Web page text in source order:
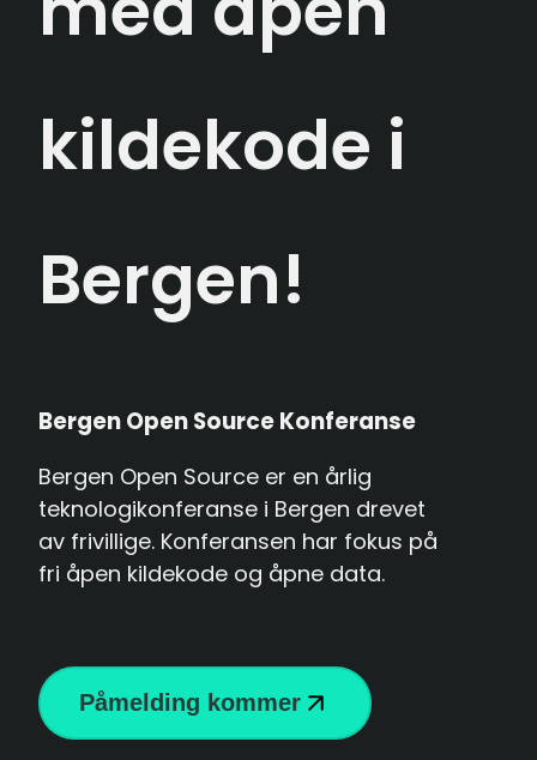
kildekode i
Bergen!
Bergen Open Source Konferanse
Bergen Open Source er en årlig
teknologikonferanse i Bergen drevet
av frivillige. Konferansen har fokus på
fri åpen kildekode og åpne data.
Påmelding kommer